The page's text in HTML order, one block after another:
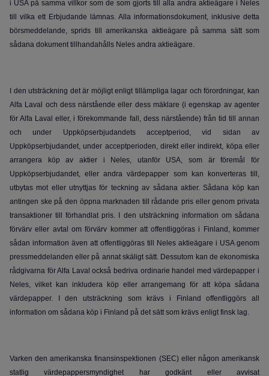
i USA på samma villkor som de som gjorts till alla andra aktieägare i Neles
till vilka ett Erbjudande lämnas. Alla informationsdokument, inklusive detta
börsmeddelande, sprids till amerikanska aktieägare på samma sätt som
sådana dokument tillhandahålls Neles andra aktieägare.
I den utsträckning det är möjligt enligt tillämpliga lagar och förordningar, kan
Alfa Laval och dess närstående eller dess mäklare (i egenskap av agenter
för Alfa Laval eller, i förekommande fall, dess närstående) från tid till annan
och under Uppköpserbjudandets acceptperiod, vid sidan av
Uppköpserbjudandet, under acceptperioden, direkt eller indirekt, köpa eller
arrangera köp av aktier i Neles, utanför USA, som är föremål för
Uppköpserbjudandet, eller andra värdepapper som kan konverteras till,
utbytas mot eller utnyttjas för teckning av sådana aktier. Sådana köp kan
antingen ske på den öppna marknaden till rådande pris eller genom privata
transaktioner till förhandlat pris. I den utsträckning information om sådana
förvärv eller avtal om förvärv kommer att offentliggöras i Finland, kommer
sådan information även att offentliggöras till Neles aktieägare i USA genom
pressmeddelanden eller på annat skäligt sätt. Dessutom kan de ekonomiska
rådgivarna för Alfa Laval också bedriva ordinarie handel med värdepapper i
Neles, vilket kan inkludera köp eller arrangemang för att köpa sådana
värdepapper. I den utsträckning som krävs i Finland offentliggörs all
information om sådana köp i Finland på det sätt som krävs enligt finsk lag.
Varken den amerikanska finansinspektionen (SEC) eller någon amerikansk
statlig värdepappersmyndighet har godkänt eller avvisat